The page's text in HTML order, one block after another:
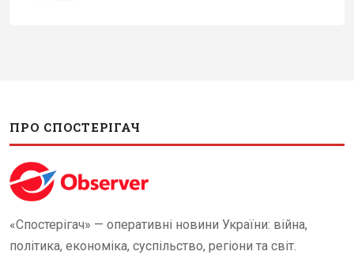
ПРО СПОСТЕРІГАЧ
«Спостерігач» — оперативні новини України: війна,
політика, економіка, суспільство, регіони та світ.